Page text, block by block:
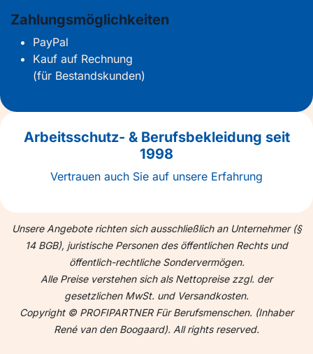
Zahlungsmöglichkeiten
PayPal
Kauf auf Rechnung
(für Bestandskunden)
Arbeitsschutz- & Berufsbekleidung seit
1998
Vertrauen auch Sie auf unsere Erfahrung
Unsere Angebote richten sich ausschließlich an Unternehmer (§
14 BGB), juristische Personen des öffentlichen Rechts und
öffentlich-rechtliche Sondervermögen.
Alle Preise verstehen sich als Nettopreise zzgl. der
gesetzlichen MwSt. und Versandkosten.
Copyright © PROFIPARTNER Für Berufsmenschen. (Inhaber
René van den Boogaard). All rights reserved.